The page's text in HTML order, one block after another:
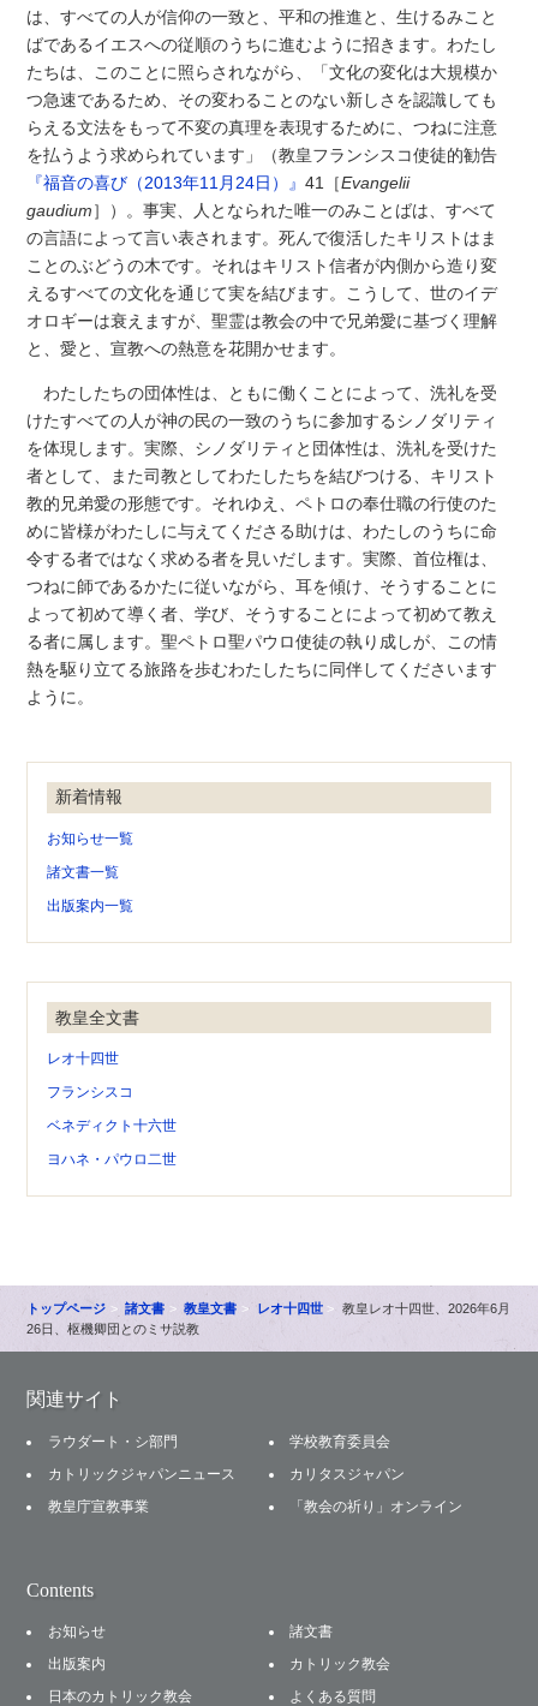
は、すべての人が信仰の一致と、平和の推進と、生けるみこと
ばであるイエスへの従順のうちに進むように招きます。わたし
たちは、このことに照らされながら、「文化の変化は大規模か
つ急速であるため、その変わることのない新しさを認識しても
らえる文法をもって不変の真理を表現するために、つねに注意
を払うよう求められています」（教皇フランシスコ使徒的勧告
『福音の喜び（2013年11月24日）』41［Evangelii
gaudium］）。事実、人となられた唯一のみことばは、すべて
の言語によって言い表されます。死んで復活したキリストはま
ことのぶどうの木です。それはキリスト信者が内側から造り変
えるすべての文化を通じて実を結びます。こうして、世のイデ
オロギーは衰えますが、聖霊は教会の中で兄弟愛に基づく理解
と、愛と、宣教への熱意を花開かせます。
わたしたちの団体性は、ともに働くことによって、洗礼を受
けたすべての人が神の民の一致のうちに参加するシノダリティ
を体現します。実際、シノダリティと団体性は、洗礼を受けた
者として、また司教としてわたしたちを結びつける、キリスト
教的兄弟愛の形態です。それゆえ、ペトロの奉仕職の行使のた
めに皆様がわたしに与えてくださる助けは、わたしのうちに命
令する者ではなく求める者を見いだします。実際、首位権は、
つねに師であるかたに従いながら、耳を傾け、そうすることに
よって初めて導く者、学び、そうすることによって初めて教え
る者に属します。聖ペトロ聖パウロ使徒の執り成しが、この情
熱を駆り立てる旅路を歩むわたしたちに同伴してくださいます
ように。
新着情報
お知らせ一覧
諸文書一覧
出版案内一覧
教皇全文書
レオ十四世
フランシスコ
ベネディクト十六世
ヨハネ・パウロ二世
トップページ 諸文書 教皇文書 レオ十四世
教皇レオ十四世、2026年6月
26日、枢機卿団とのミサ説教
関連サイト
ラウダート・シ部門
学校教育委員会
カトリックジャパンニュース
カリタスジャパン
教皇庁宣教事業
「教会の祈り」オンライン
Contents
お知らせ
諸文書
出版案内
カトリック教会
日本のカトリック教会
よくある質問